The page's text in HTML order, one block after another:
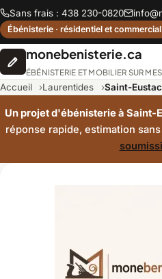
Sans frais : 438 230-0820
Ébénisterie · résidentiel et commercial
monebenisterie.ca
ÉBÉNISTERIE ET MOBILIER SUR
Accueil Laurentides Saint-
Un projet d'ébénisterie à Saint-
réponse rapide, estimation